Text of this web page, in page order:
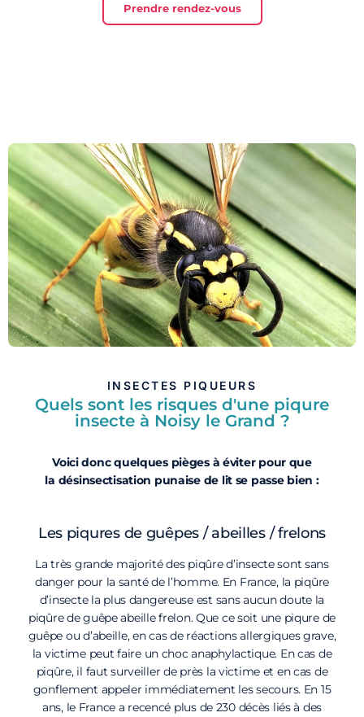
Prendre rendez-vous
INSECTES PIQUEURS
Quels sont les risques d'une piqure
insecte à Noisy le Grand ?
Voici donc quelques pièges à éviter pour que
la désinsectisation punaise de lit se passe bien :
Les piqures de guêpes / abeilles / frelons
La très grande majorité des piqûre d’insecte sont sans
danger pour la santé de l’homme. En France, la piqûre
d’insecte la plus dangereuse est sans aucun doute la
piqûre de guêpe abeille frelon. Que ce soit une piqure de
guêpe ou d’abeille, en cas de réactions allergiques grave,
la victime peut faire un choc anaphylactique. En cas de
piqûre, il faut surveiller de près la victime et en cas de
gonflement appeler immédiatement les secours. En 15
ans, le France a recencé plus de 230 décès liés à des